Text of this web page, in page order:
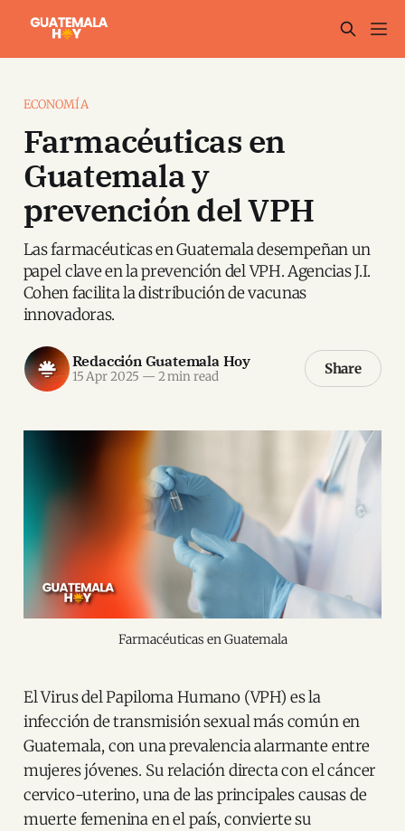
ECONOMÍA
Farmacéuticas en
Guatemala y
prevención del VPH
Las farmacéuticas en Guatemala desempeñan un
papel clave en la prevención del VPH. Agencias J.I.
Cohen facilita la distribución de vacunas
innovadoras.
Redacción Guatemala Hoy
15 Apr 2025 — 2 min read Share
Farmacéuticas en Guatemala
El Virus del Papiloma Humano (VPH) es la
infección de transmisión sexual más común en
Guatemala, con una prevalencia alarmante entre
mujeres jóvenes. Su relación directa con el cáncer
cervico-uterino, una de las principales causas de
muerte femenina en el país, convierte su